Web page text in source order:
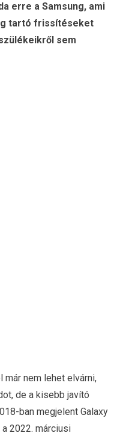
erre a Samsung, ami
tartó frissítéseket
sem
nem lehet elvárni,
de a kisebb javító
ban megjelent Galaxy
2022. márciusi